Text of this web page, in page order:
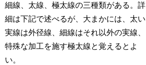
細線、太線、極太線の三種類がある。詳
細は下記で述べるが、大まかには、太い
実線は外径線、細線はそれ以外の実線、
特殊な加工を施す極太線と覚えるとよ
い。